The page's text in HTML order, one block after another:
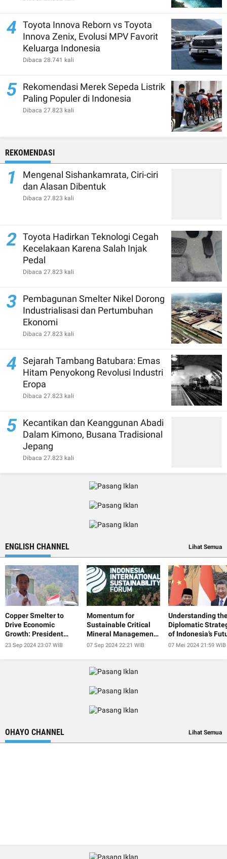
4
Toyota Innova Reborn vs Toyota
Innova Zenix, Evolusi MPV Favorit
Keluarga Indonesia
Dibaca 28.741 kali
5 Rekomendasi Merek Sepeda Listrik
Paling Populer di Indonesia
Dibaca 27.823 kali
REKOMENDASI
1
Mengenal Sishankamrata, Ciri-ciri
dan Alasan Dibentuk
Dibaca 27.823 kali
2 Toyota Hadirkan Teknologi Cegah
Kecelakaan Karena Salah Injak
Pedal
Dibaca 27.823 kali
3
Pembagunan Smelter Nikel Dorong
Industrialisasi dan Pertumbuhan
Ekonomi
Dibaca 27.823 kali
4
Sejarah Tambang Batubara: Emas
Hitam Penyokong Revolusi Industri
Eropa
Dibaca 27.823 kali
5 Kecantikan dan Keanggunan Abadi
Dalam Kimono, Busana Tradisional
Jepang
Dibaca 27.823 kali
ENGLISH CHANNEL Lihat Semua
Copper Smelter to
Drive Economic
Growth: President
Jokowi
23 Sep 2024 23:07 WIB
Momentum for
Sustainable Critical
Mineral Management
at IISF 2024
07 Sep 2024 22:21 WIB
Understanding
Diplomatic
of Indonesia’s
President
07 Mei 2024 21:59 WIB
OHAYO CHANNEL Lihat Semua